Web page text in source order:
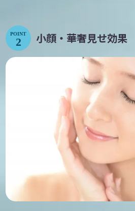
POINT
2 小顔・華奢見せ効果